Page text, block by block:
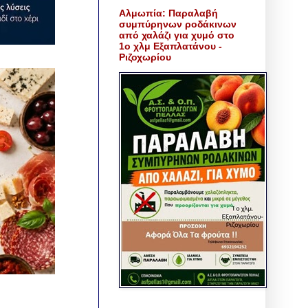
Αλμωπία: Παραλαβή
συμπύρηνων ροδάκινων
από χαλάζι για χυμό στο
1ο χλμ Εξαπλατάνου -
Ριζοχωρίου